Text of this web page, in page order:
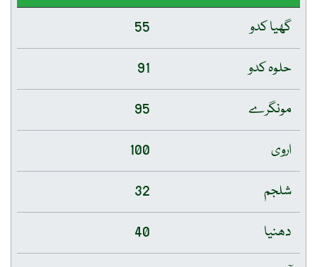
گھیا کدو
55
حلوہ کدو
91
مونگرے
95
اروی
100
شلجم
32
دھنیا
40